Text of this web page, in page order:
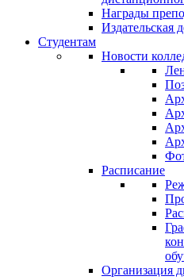
Награды
Издательская
Студентам
Новости
Расписание
Организация